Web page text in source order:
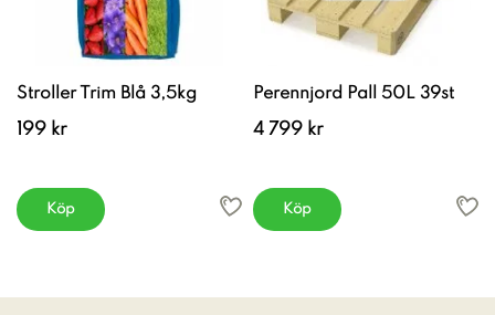
Stroller Trim Blå 3,5kg
199 kr
Köp
Perennjord Pall 50L 39st
4 799 kr
Köp